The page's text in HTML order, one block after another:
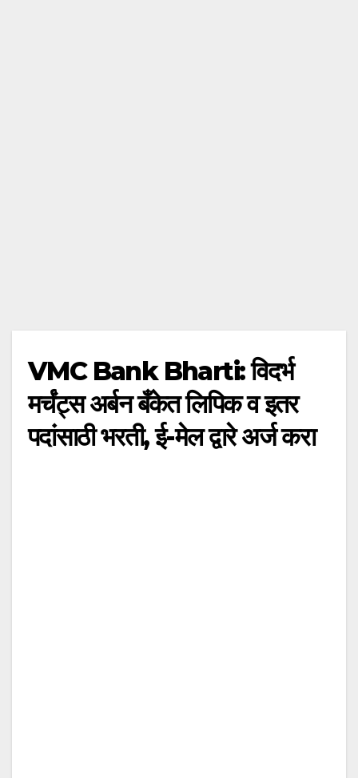
VMC Bank Bharti: विदर्भ
मर्चंट्स अर्बन बँकेत लिपिक व इतर
पदांसाठी भरती, ई-मेल द्वारे अर्ज करा